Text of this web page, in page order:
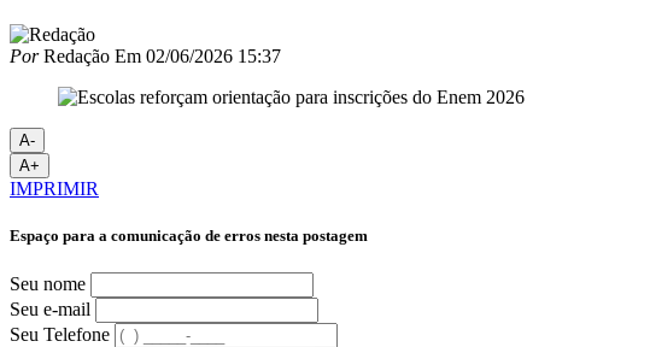
PorRedação Em 02/06/2026 15:37
A-
A+
IMPRIMIR
Espaço para a comunicação de erros nesta postagem
Seu nome
Seu e-mail
Seu Telefone